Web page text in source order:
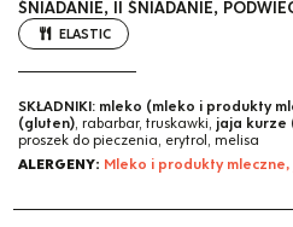
ŚNIADANIE, II ŚNIADANIE,
ELASTIC
SKŁADNIKI: mleko (mleko i produkty
(gluten), rabarbar, truskawki, jaja kurze
proszek do pieczenia, erytrol, melisa
ALERGENY: Mleko i produkty